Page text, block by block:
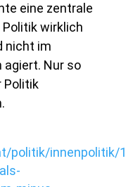
eine zentrale
Politik wirklich
nicht im
agiert. Nur so
Politik
politik/innenpolitik/